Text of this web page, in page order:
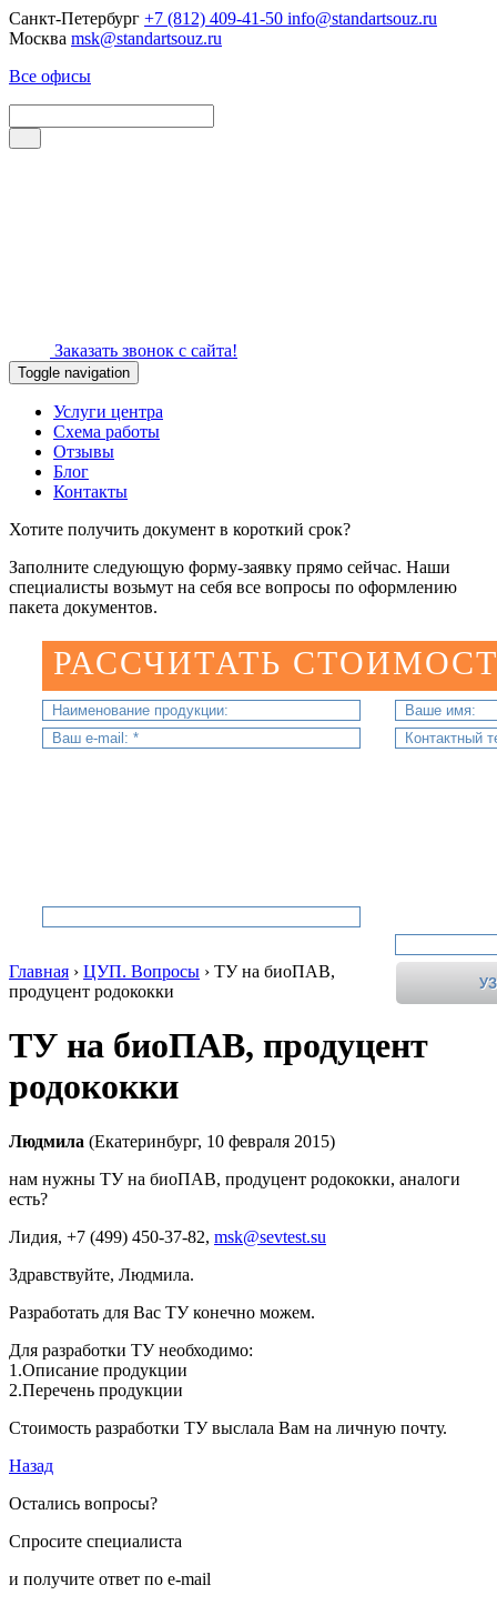
Санкт-Петербург +7 (812) 409-41-50 info@standartsouz.ru
Москва msk@standartsouz.ru
Все офисы
Заказать звонок с сайта!
Toggle navigation
Услуги центра
Схема работы
Отзывы
Блог
Контакты
Хотите получить документ в короткий срок?
Заполните следующую форму-заявку прямо сейчас. Наши
специалисты возьмут на себя все вопросы по оформлению
пакета документов.
РАССЧИТАТЬ
Главная › ЦУП. Вопросы › ТУ на биоПАВ,
продуцент родококки
ТУ на биоПАВ, продуцент
родококки
Людмила (Екатеринбург, 10 февраля 2015)
нам нужны ТУ на биоПАВ, продуцент родококки, аналоги
есть?
Лидия, +7 (499) 450-37-82, msk@sevtest.su
Здравствуйте, Людмила.
Разработать для Вас ТУ конечно можем.
Для разработки ТУ необходимо:
1.Описание продукции
2.Перечень продукции
Стоимость разработки ТУ выслала Вам на личную почту.
Назад
Остались вопросы?
Спросите специалиста
и получите ответ по e-mail